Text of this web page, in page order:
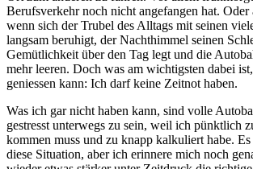
Berufsverkehr noch nicht angefangen hat. Oder
wenn sich der Trubel des Alltags mit seinen
langsam beruhigt, der Nachthimmel seinen
Gemütlichkeit über den Tag legt und die
mehr leeren. Doch was am wichtigsten dabei
geniessen kann: Ich darf keine Zeitnot haben.
Was ich gar nicht haben kann, sind volle
gestresst unterwegs zu sein, weil ich pünktlich
kommen muss und zu knapp kalkuliert habe.
diese Situation, aber ich erinnere mich noch